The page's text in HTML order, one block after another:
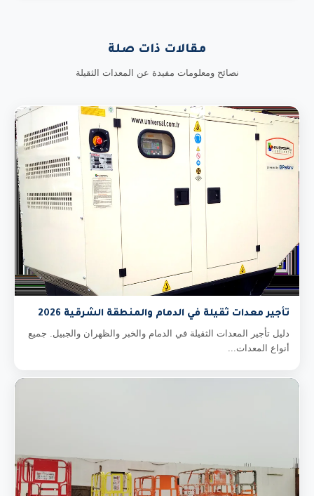
مقالات ذات صلة
نصائح ومعلومات مفيدة عن المعدات الثقيلة
تأجير معدات ثقيلة في الدمام والمنطقة الشرقية 2026
دليل تأجير المعدات الثقيلة في الدمام والخبر والظهران والجبيل. جميع
أنواع المعدات...